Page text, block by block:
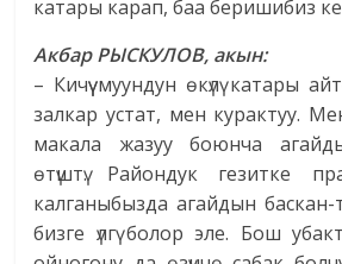
катары карап, баа беришибиз
Акбар РЫСКУЛОВ, акын:
– Кичүү муундун өкүлү катары
залкар устат, мен курактуу.
макала жазуу боюнча
өтүштү. Райондук гезитке
калганыбызда агайдын
бизге үлгү болор эле. Бош